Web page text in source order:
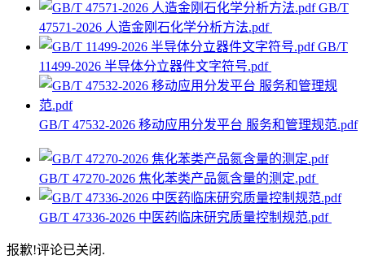
GB/T
47571-2026 人造金刚石化学分析方法.pdf
GB/T
11499-2026 半导体分立器件文字符号.pdf
GB/T 47532-2026 移动应用分发平台 服务和管理规范.pdf
GB/T 47270-2026 焦化苯类产品氮含量的测定.pdf
GB/T 47336-2026 中医药临床研究质量控制规范.pdf
报歉!评论已关闭.